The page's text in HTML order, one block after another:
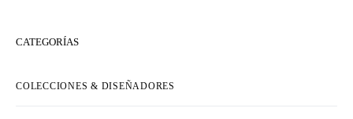
CATEGORÍAS
COLECCIONES & DISEÑADORES